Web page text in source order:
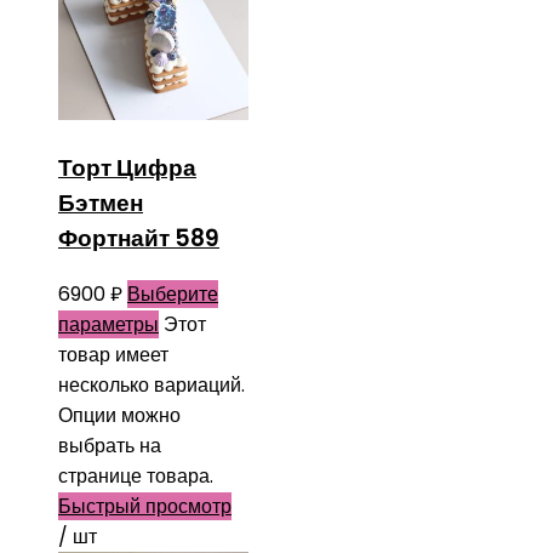
Торт Цифра
Бэтмен
Фортнайт 589
6900₽ Выберите
параметры Этот
товар имеет
несколько вариаций.
Опции можно
выбрать на
странице товара.
Быстрый просмотр
/ шт